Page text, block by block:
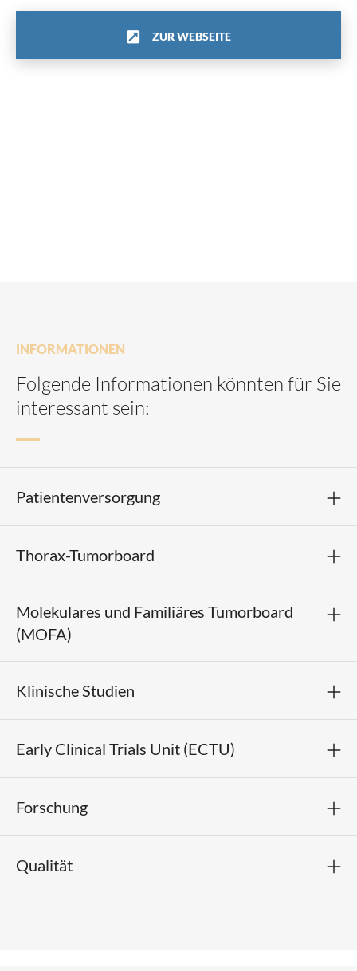
ZUR WEBSEITE
INFORMATIONEN
Folgende Informationen könnten für Sie
interessant sein:
Patientenversorgung
Thorax-Tumorboard
Molekulares und Familiäres Tumorboard
(MOFA)
Klinische Studien
Early Clinical Trials Unit (ECTU)
Forschung
Qualität